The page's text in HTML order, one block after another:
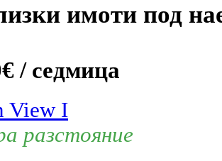
имоти под
/ седмица
View I
разстояние